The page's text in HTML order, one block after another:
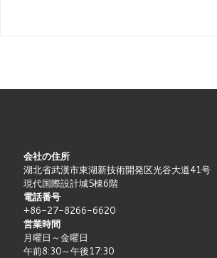
会社の住所
湖北省武漢市東湖新技術開発区光谷大道41号
現代国際設計城5棟6階
電話番号
+86-27-8266-6620
営業時間
月曜日～金曜日
午前8:30～午後17:30